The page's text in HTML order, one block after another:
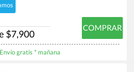
$7,900
COMPRAR
Envío gratis * mañana